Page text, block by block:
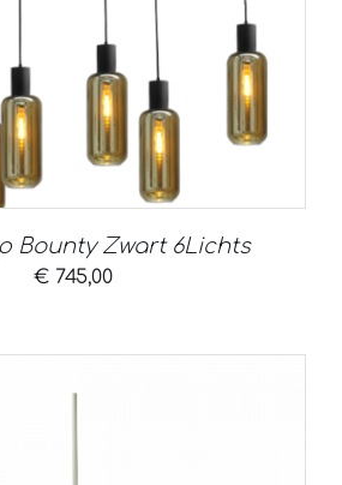
Bounty Zwart 6Lichts
€ 745,00